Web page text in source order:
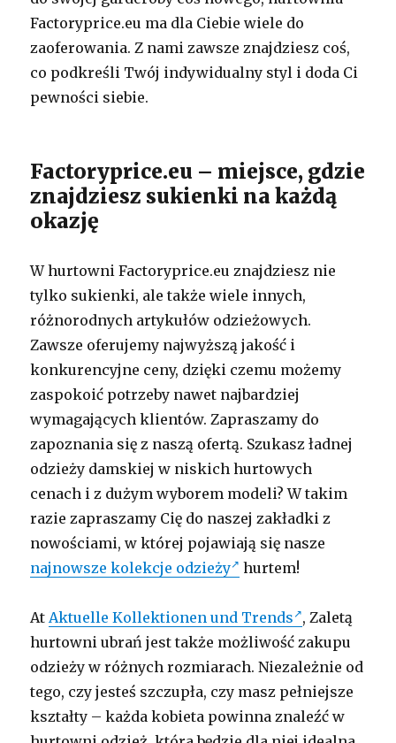
Factoryprice.eu ma dla Ciebie wiele do
zaoferowania. Z nami zawsze znajdziesz coś,
co podkreśli Twój indywidualny styl i doda Ci
pewności siebie.
Factoryprice.eu – miejsce, gdzie
znajdziesz sukienki na każdą
okazję
W hurtowni Factoryprice.eu znajdziesz nie
tylko sukienki, ale także wiele innych,
różnorodnych artykułów odzieżowych.
Zawsze oferujemy najwyższą jakość i
konkurencyjne ceny, dzięki czemu możemy
zaspokoić potrzeby nawet najbardziej
wymagających klientów. Zapraszamy do
zapoznania się z naszą ofertą. Szukasz ładnej
odzieży damskiej w niskich hurtowych
cenach i z dużym wyborem modeli? W takim
razie zapraszamy Cię do naszej zakładki z
nowościami, w której pojawiają się nasze
najnowsze kolekcje odzieży
hurtem!
At Aktuelle Kollektionen und Trends , Zaletą
hurtowni ubrań jest także możliwość zakupu
odzieży w różnych rozmiarach. Niezależnie od
tego, czy jesteś szczupła, czy masz pełniejsze
kształty – każda kobieta powinna znaleźć w